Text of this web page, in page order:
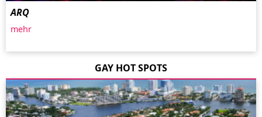
ARQ
mehr
GAY HOT SPOTS